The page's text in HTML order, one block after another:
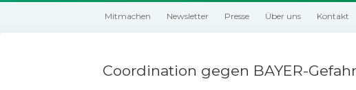
Mitmachen Newsletter Presse Über uns Kontakt
Coordination gegen BAYER-